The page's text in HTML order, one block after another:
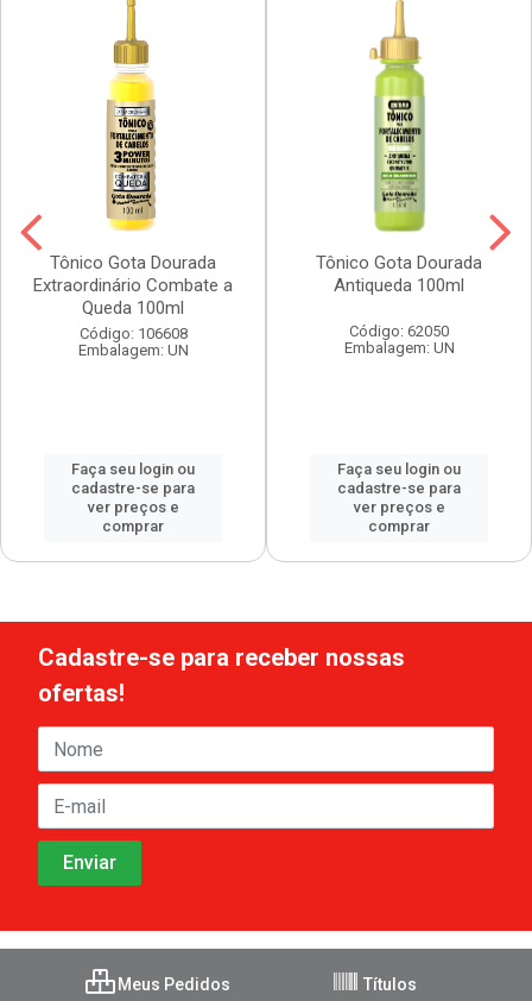
Tônico Gota Dourada
Extraordinário Combate a
Queda 100ml
Código: 106608
Embalagem: UN
Faça seu login ou
cadastre-se para
ver preços e
comprar
Tônico Gota Dourada
Antiqueda 100ml
Código: 62050
Embalagem: UN
Faça seu login ou
cadastre-se para
ver preços e
comprar
Cadastre-se para receber nossas
ofertas!
Meus Pedidos Títulos